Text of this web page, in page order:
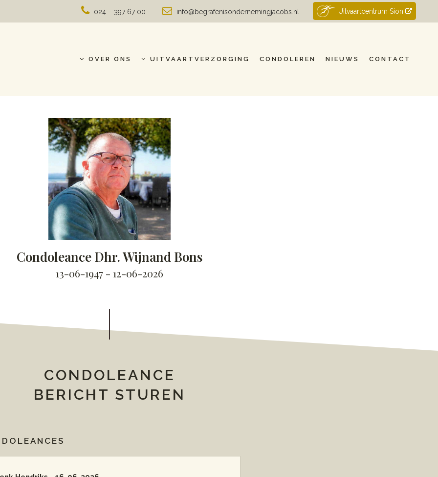
024 – 397 67 00 info@begrafenisondernemingjacobs.nl Uitvaartcentrum Sion
OVER ONS UITVAARTVERZORGING CONDOLEREN NIEUWS CONTACT
Condoleance Dhr. Wijnand Bons
13-06-1947 - 12-06-2026
CONDOLEANCE
BERICHT STUREN